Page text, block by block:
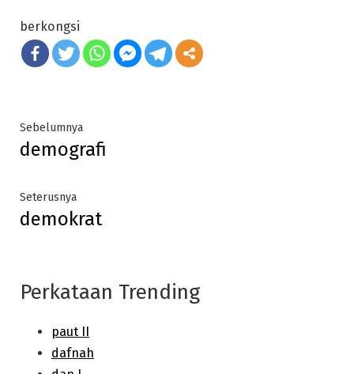
berkongsi
Post
navigation
Sebelumnya
post:
demografi
Seterusnya
post:
demokrat
Perkataan Trending